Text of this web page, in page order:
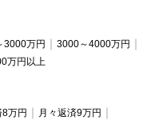
3000万円
3000～4000万円
万円以上
8万円
月々返済9万円